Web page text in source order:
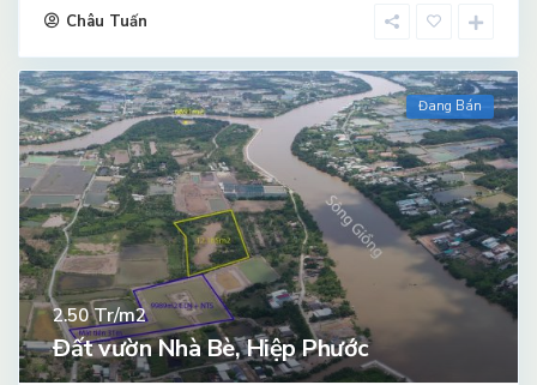
Châu Tuấn
Đang Bán
2.50Tr/m2
Đất vườn Nhà Bè, Hiệp Phước